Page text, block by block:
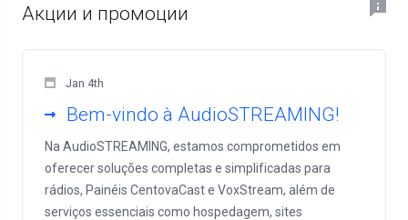
Акции и промоции
Jan 4th
Bem-vindo à AudioSTREAMING!
Na AudioSTREAMING, estamos comprometidos em
oferecer soluções completas e simplificadas para
rádios, Painéis CentovaCast e VoxStream, além de
serviços essenciais como hospedagem, sites